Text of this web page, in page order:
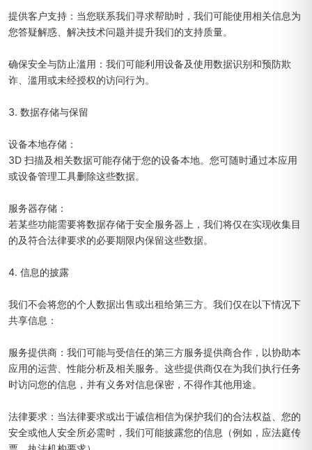
提供客户支持：当您联系我们寻求帮助时，我们可能使用相关信息为
您答疑解惑、解决技术问题并提升我们的支持质量。
确保安全与防止滥用：我们可能利用设备及使用数据识别和预防欺
诈、滥用或未经授权的访问行为。
3. 数据存储与保留
设备本地存储：
3D 扫描及相关数据可能存储于您的设备本地。您可随时通过本应用
或设备管理工具删除这些数据。
服务器存储：
若某些功能需要将数据存储于安全服务器上，我们将仅在实现收集目
的及符合法律要求的必要期限内保留这些数据。
4. 信息的披露
我们不会将您的个人数据出售或出租给第三方。我们仅在以下情况下
共享信息：
服务提供商：我们可能与受信任的第三方服务提供商合作，以协助本
应用的运营、性能分析及相关服务。这些提供商仅在为我们执行任务
时访问您的信息，并有义务对信息保密，不得作其他用途。
法律要求：当法律要求或出于诚信相信为保护我们的合法权益、您的
安全或他人安全所必需时，我们可能披露您的信息（例如，应法庭传